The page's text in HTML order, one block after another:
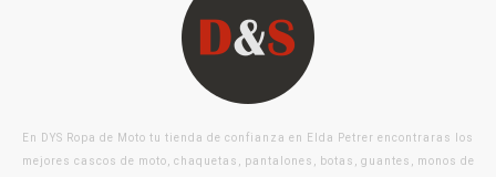
En DYS Ropa de Moto tu tienda de confianza en Elda Petrer encontraras los
mejores cascos de moto, chaquetas, pantalones, botas, guantes, monos de